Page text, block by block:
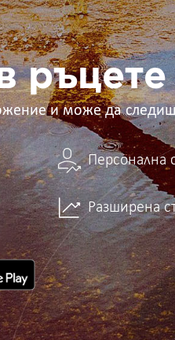
ръцете
и може да
Персонална
Разширена